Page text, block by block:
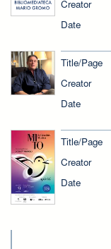
Creator
Date
Title/Page
Creator
Date
Title/Page
Creator
Date